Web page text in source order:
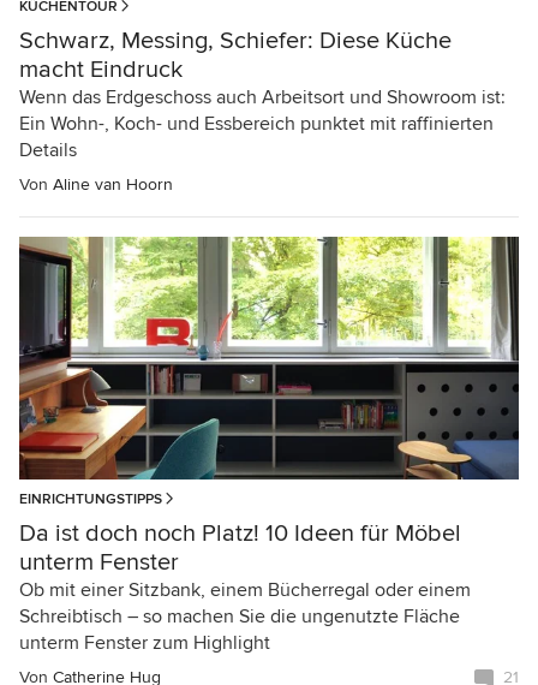
KÜCHENTOUR
Schwarz, Messing, Schiefer: Diese Küche
macht Eindruck
Wenn das Erdgeschoss auch Arbeitsort und Showroom ist:
Ein Wohn-, Koch- und Essbereich punktet mit raffinierten
Details
Von Aline van Hoorn
EINRICHTUNGSTIPPS
Da ist doch noch Platz! 10 Ideen für Möbel
unterm Fenster
Ob mit einer Sitzbank, einem Bücherregal oder einem
Schreibtisch – so machen Sie die ungenutzte Fläche
unterm Fenster zum Highlight
Von Catherine Hug 21